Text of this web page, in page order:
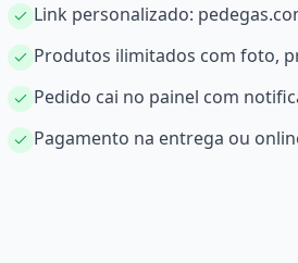
Link personalizado:
Produtos ilimitados com foto,
Pedido cai no painel com
Pagamento na entrega ou